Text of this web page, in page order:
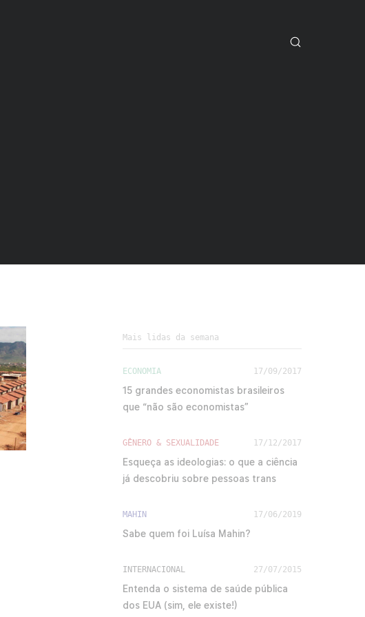
Mais lidas da semana
ECONOMIA 17/09/2017
15 grandes economistas brasileiros
que “não são economistas”
GÊNERO & SEXUALIDADE 17/12/2017
Esqueça as ideologias: o que a ciência
já descobriu sobre pessoas trans
MAHIN 17/06/2019
Sabe quem foi Luísa Mahin?
INTERNACIONAL 27/07/2015
Entenda o sistema de saúde pública
dos EUA (sim, ele existe!)